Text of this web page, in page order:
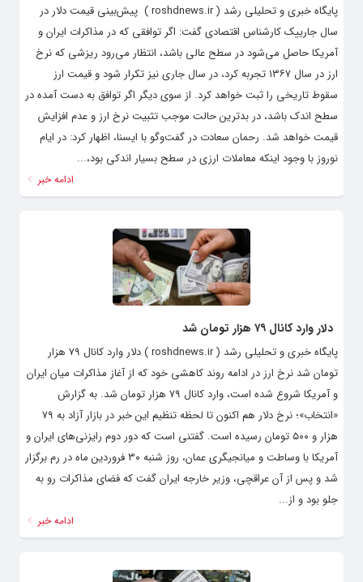
پایگاه خبری و تحلیلی رشد ( roshdnews.ir ) پیش‌بینی قیمت دلار در
سال جارییک کارشناس اقتصادی گفت: اگر توافقی که در مذاکرات ایران و
آمریکا حاصل می‌شود در سطح عالی باشد، انتظار می‌رود ریزشی که نرخ
ارز در سال ۱۳۶۷ تجربه کرد، در سال جاری نیز تکرار شود و قیمت ارز
سقوط تاریخی را ثبت خواهد کرد. از سوی دیگر اگر توافق به دست آمده در
سطح اندک باشد، در بدترین حالت موجب تثبیت نرخ ارز و عدم افزایش
قیمت خواهد شد. رحمان سعادت در گفت‌وگو با ایسنا، اظهار کرد: در ایام
نوروز با وجود اینکه معاملات ارزی در سطح بسیار اندکی بود،...
ادامه خبر
دلار وارد کانال ۷۹ هزار تومان شد
پایگاه خبری و تحلیلی رشد ( roshdnews.ir ) دلار وارد کانال ۷۹ هزار
تومان شد نرخ ارز در ادامه روند کاهشی خود که از آغاز مذاکرات میان ایران
و آمریکا شروع شده است، وارد کانال ۷۹ هزار تومان شد. به گزارش
«انتخاب»؛ نرخ دلار هم اکنون تا لحظه تنظیم این خبر در بازار آزاد به ۷۹
هزار و ۵۰۰ تومان رسیده است. گفتنی است که دور دوم رایزنی‌های ایران و
آمریکا با وساطت و میانجیگری عمان، روز شنبه ۳۰ فروردین ماه در رم برگزار
شد و پس از آن عراقچی، وزیر خارجه ایران گفت که فضای مذاکرات رو به
جلو بود و از...
ادامه خبر